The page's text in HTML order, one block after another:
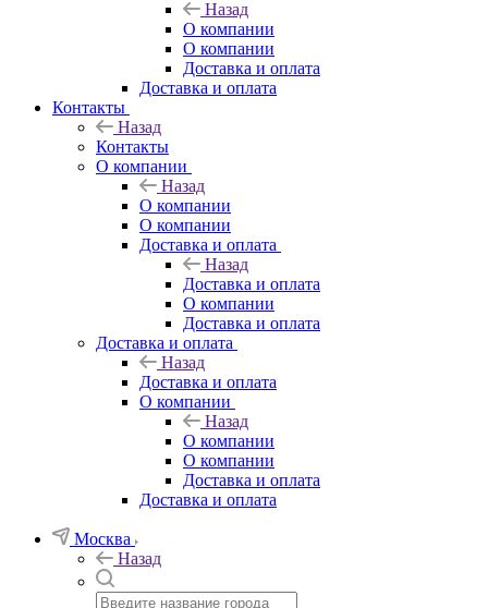
Назад
О компании
О компании
Доставка и оплата
Доставка и оплата
Контакты
Назад
Контакты
О компании
Назад
О компании
О компании
Доставка и оплата
Назад
Доставка и оплата
О компании
Доставка и оплата
Доставка и оплата
Назад
Доставка и оплата
О компании
Назад
О компании
О компании
Доставка и оплата
Доставка и оплата
Москва
Назад